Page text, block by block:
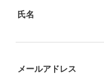
氏名
メールアドレス